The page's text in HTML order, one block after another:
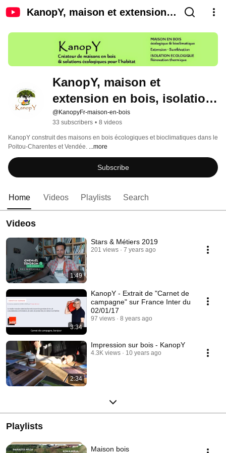
KanopY, maison et extension
murs et planchers
KanopY, maison et
extension en bois, isolation
des toitures, murs et
@KanopyFr-maison-en-bois
33 subscribers • 8 videos
KanopY construit des maisons en bois écologiques et bioclimatiques dans le
Poitou-Charentes et Vendée. ...more
Subscribe
Home Videos Playlists Search
Videos
1:49
Stars & Métiers 2019
201 views 7 years ago
3:34
KanopY - Extrait de "Carnet de
campagne" sur France Inter du
02/01/17
97 views 8 years ago
2:34
Impression sur bois - KanopY
4.3K views 10 years ago
Playlists
Maison bois